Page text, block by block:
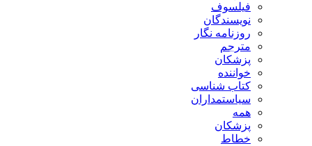
فیلسوف
نویسندگان
روزنامه نگار
مترجم
پزشکان
خواننده
کتاب شناسی
سیاستمداران
همه
پزشکان
خطاط